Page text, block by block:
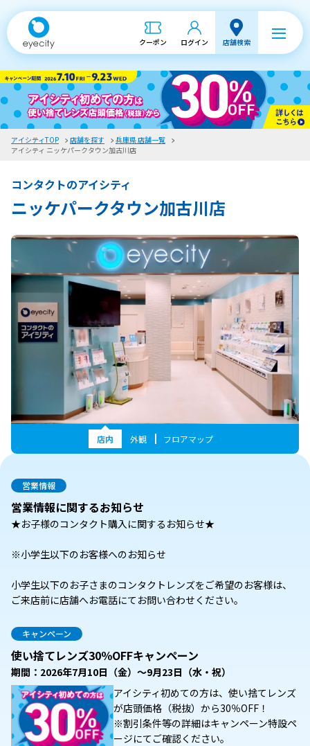
クーポン ログイン 店舗検索
アイシティTOP 店舗を探す
兵庫県 店舗一覧
アイシティ ニッケパークタウン加古川店
コンタクトのアイシティ
ニッケパークタウン加古川店
店内 外観 フロアマップ
営業情報
営業情報に関するお知らせ
★お子様のコンタクト購入に関するお知らせ★
※小学生以下のお客様へのお知らせ
小学生以下のお子さまのコンタクトレンズをご希望のお客様は、
ご来店前に店舗へお電話にてお問い合わせください。
キャンペーン
使い捨てレンズ30％OFFキャンペーン
期間：2026年7月10日（金）～9月23日（水・祝）
アイシティ初めての方は、使い捨てレンズ
が店頭価格（税抜）から30％OFF！
※割引条件等の詳細はキャンペーン特設ペ
ージにてご確認ください。